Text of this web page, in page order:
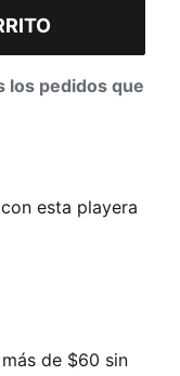
los pedidos que
esta playera
máximo
para una
dryCELL
con confianza
de $60 sin